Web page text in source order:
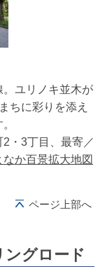
ユリノキ並木が
ちに彩りを添え
2・3丁目、最寄／
なか百景拡大地図
ページ上部へ
ングロード